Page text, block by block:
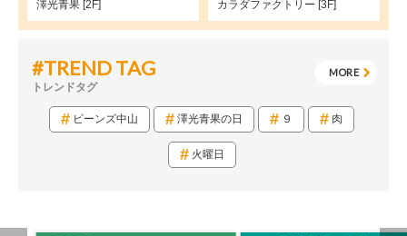
澤光青果 [2F] カラダファクトリー [3F]
#TREND TAG
トレンドタグ
MORE
ビーンズ中山 澤光青果の日 ９ 肉
火曜日